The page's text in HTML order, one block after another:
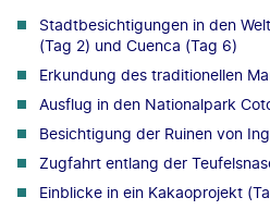
Stadtbesichtigungen in den
(Tag 2) und Cuenca (Tag 6)
Erkundung des traditionellen
Ausflug in den Nationalpark
Besichtigung der Ruinen von
Zugfahrt entlang der
Einblicke in ein Kakaoprojekt